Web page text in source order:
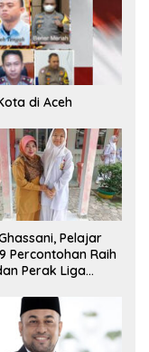
di Aceh
Pelajar
Percontohan Raih
Perak Liga